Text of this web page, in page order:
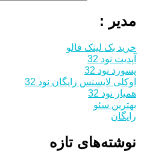
مدیر :
خرید بک لینک فالو
آپدیت نود 32
پسورد نود 32
اوکلی لایسنس رایگان نود 32
همیار نود 32
بهترین سئو
رایگان
نوشته‌های تازه